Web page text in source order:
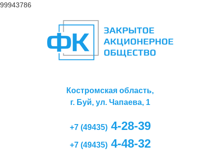
99943786
Костромская область,
г. Буй, ул. Чапаева, 1
+7 (49435)4-28-39
+7 (49435)4-48-32